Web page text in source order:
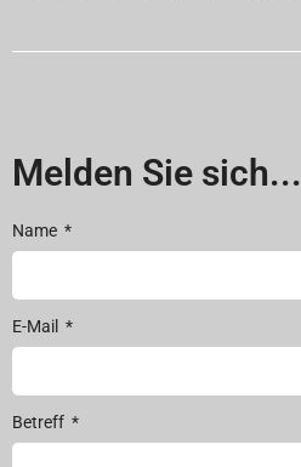
Melden Sie sich...
Name
E-Mail
Betreff